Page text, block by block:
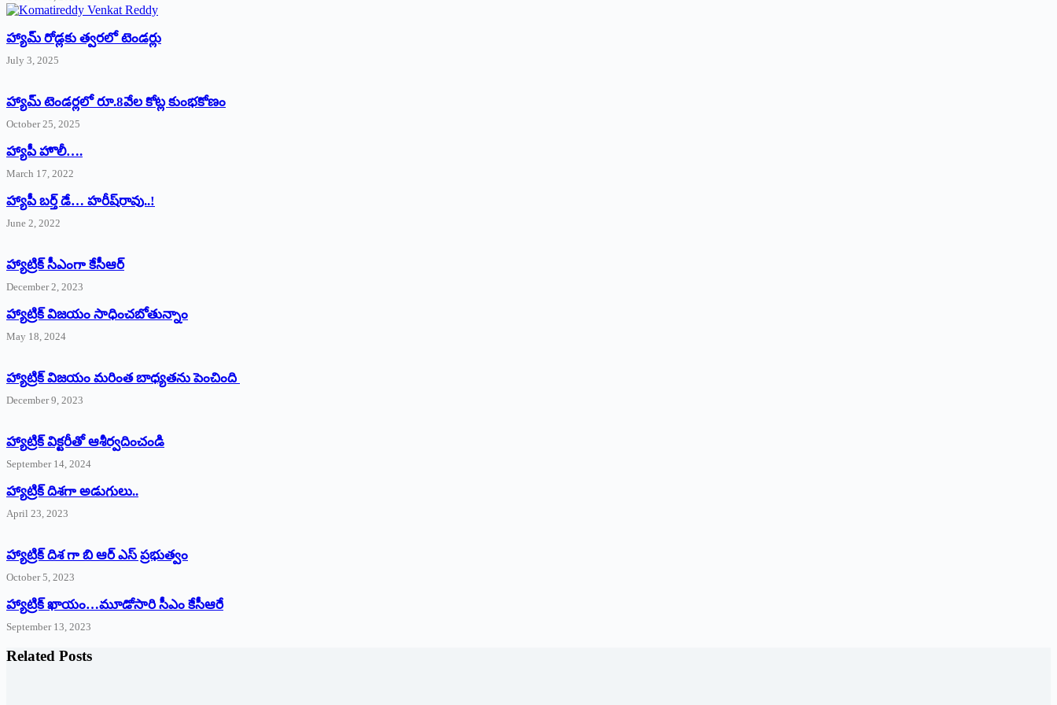
హ్యామ్‌ రోడ్లకు త్వరలో టెండర్లు
July 3, 2025
హ్యామ్‌ ‌టెండర్లలో రూ.8వేల కోట్ల కుంభకోణం
October 25, 2025
హ్యాపీ హొలీ….
March 17, 2022
హ్యాపీ బర్త్ ‌డే… హరీష్‌రావు..!
June 2, 2022
హ్యాట్రిక్‌ ‌సీఎంగా కేసీఆర్‌
December 2, 2023
హ్యాట్రిక్‌ విజయం సాధించబోతున్నాం
May 18, 2024
హ్యాట్రిక్ విజయం మరింత బాధ్యతను పెంచింది
December 9, 2023
హ్యాట్రిక్‌ ‌విక్టరీతో ఆశీర్వదించండి
September 14, 2024
‌హ్యాట్రిక్‌ ‌దిశగా అడుగులు..
April 23, 2023
హ్యాట్రిక్ దిశ గా బి ఆర్ ఎస్ ప్రభుత్వం
October 5, 2023
హ్యాట్రిక్‌ ‌ఖాయం…మూడోసారి సీఎం కేసీఆరే
September 13, 2023
Related Posts